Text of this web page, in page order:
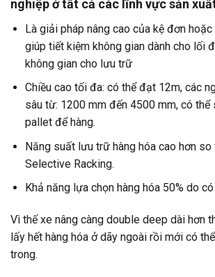
nghiệp ở tất cả các lĩnh vực sản
Là giải pháp nâng cao của kệ đơn
giúp tiết kiệm không gian dành cho lối
không gian cho lưu trữ
Chiều cao tối đa: có thể đạt 12m, các
sâu từ: 1200 mm đến 4500 mm, có
pallet để hàng.
Năng suất lưu trữ hàng hóa cao hơn so
Selective Racking.
Khả năng lựa chọn hàng hóa 50% do
Vì thế xe nâng càng double deep dài hơn
lấy hết hàng hóa ở dãy ngoài rồi mới có
trong.